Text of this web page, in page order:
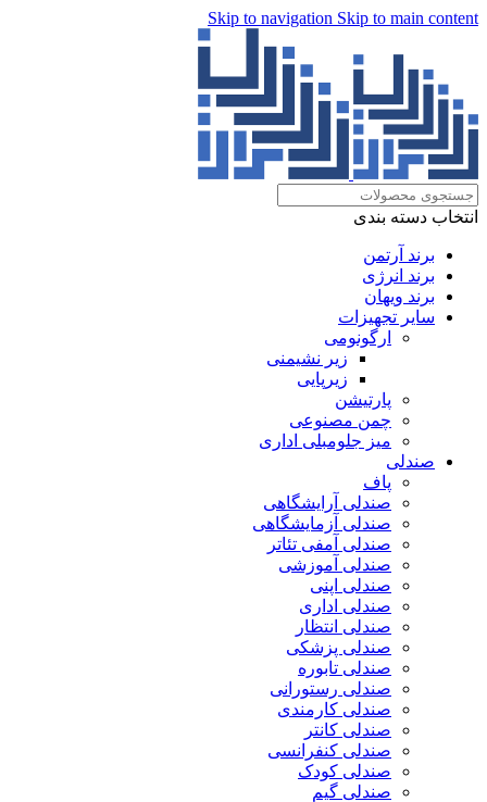
Skip to navigation Skip to main content
انتخاب دسته بندی
برند آرتمن
برند انرژی
برند ویهان
سایر تجهیزات
ارگونومی
زیر نشیمنی
زیرپایی
پارتیشن
چمن مصنوعی
میز جلومبلی اداری
صندلی
پاف
صندلی آرایشگاهی
صندلی آزمایشگاهی
صندلی آمفی تئاتر
صندلی آموزشی
صندلی اپنی
صندلی اداری
صندلی انتظار
صندلی پزشکی
صندلی تابوره
صندلی رستورانی
صندلی کارمندی
صندلی کانتر
صندلی کنفرانسی
صندلی کودک
صندلی گیم